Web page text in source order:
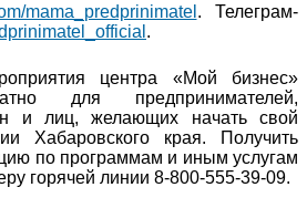
mama_predprinimatel . Телеграм-
.
центра «Мой бизнес»
для предпринимателей,
и лиц, желающих начать свой
Хабаровского края. Получить
по программам и иным услугам
горячей линии 8-800-555-39-09.